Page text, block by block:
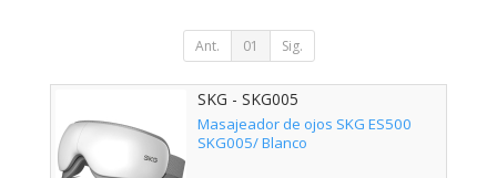
Ant. 01 Sig.
SKG - SKG005
Masajeador de ojos SKG ES500
SKG005/ Blanco